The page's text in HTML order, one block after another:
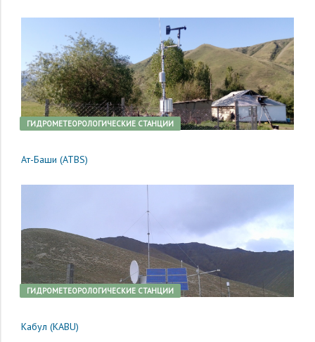
ГИДРОМЕТЕОРОЛОГИЧЕСКИЕ СТАНЦИИ
Ат-Баши (ATBS)
ГИДРОМЕТЕОРОЛОГИЧЕСКИЕ СТАНЦИИ
Кабул (KABU)